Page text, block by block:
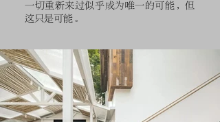
一切重新来过似乎成为唯一的可能，但
这只是可能。